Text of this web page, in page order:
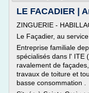
LE FACADIER |
ZINGUERIE -
Le Façadier, au
Entreprise familiale
spécialisés dans l' ITE
ravalement de
travaux de toiture et
basse consommation .